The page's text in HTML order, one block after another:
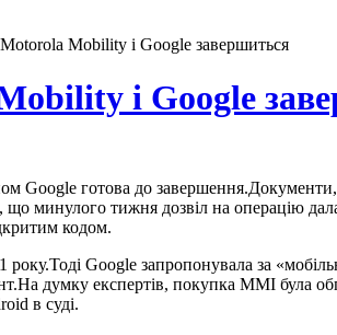
Mobility і Google завершиться
і Google
Google готова до
що минулого тижня дозвіл на операцію
кодом.
Google запропонувала за
думку експертів, покупка MMI була
в суді.